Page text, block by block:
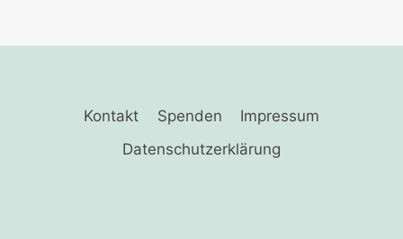
Kontakt Spenden
Impressum
Datenschutzerklärung